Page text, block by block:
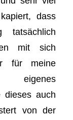
dass
tatsächlich
mit sich
für meine
eigenes
dieses auch
von der